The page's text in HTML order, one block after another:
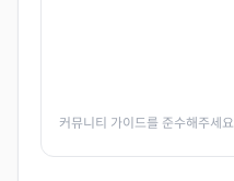
커뮤니티 가이드를 준수해주세요